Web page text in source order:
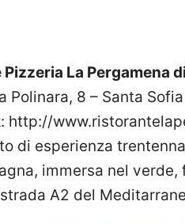
La Pergamena
Polinara, 8 – Santa Sofia
http://
di esperienza
immersa nel
A2 del